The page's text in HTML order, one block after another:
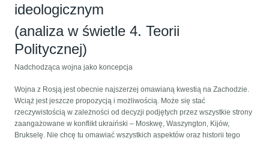
ideologicznym
(analiza w świetle 4. Teorii
Politycznej)
Nadchodząca wojna jako koncepcja
Wojna z Rosją jest obecnie najszerzej omawianą kwestią na Zachodzie.
Wciąż jest jeszcze propozycją i możliwością. Może się stać
rzeczywistością w zależności od decyzji podjętych przez wszystkie strony
zaangażowane w konflikt ukraiński – Moskwę, Waszyngton, Kijów,
Brukselę. Nie chcę tu omawiać wszystkich aspektów oraz historii tego